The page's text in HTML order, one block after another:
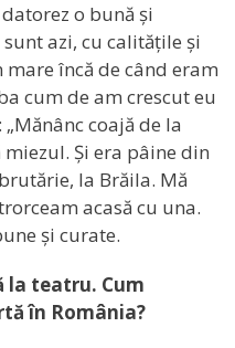
o bună și
azi, cu calitățile și
încă de când eram
cum de am crescut eu
coajă de la
Și era pâine din
la Brăila. Mă
acasă cu una.
și curate.
la teatru. Cum
în România?